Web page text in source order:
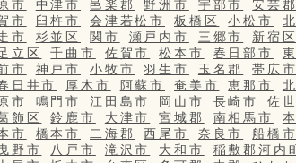
市 中津市 邑楽郡 野洲市 宇部市
安芸郡
市 臼杵市 会津若松市 板橋区 小松市
市 杉並区 関市 瀬戸内市 三郷市
新宿区
立区 千曲市 佐賀市 松本市 春日部市
市 神戸市 小牧市 羽生市 玉名郡
帯広市
日井市 厚木市 阿蘇市 奄美市 恵那市
市 鳴門市 江田島市 岡山市 長崎市
佐
飾区 鈴鹿市 大津市 宮城郡 南相馬市
市 橋本市 二海郡 西尾市 奈良市
船橋市
野市 八戸市 滝沢市 大和市
稲敷郡河内